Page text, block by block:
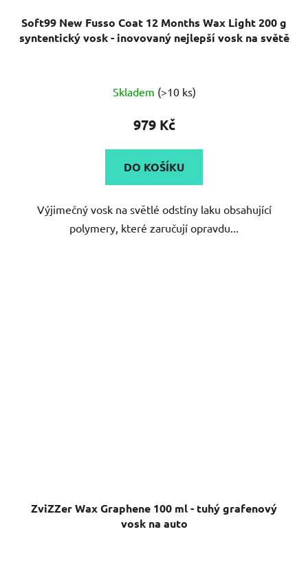
Soft99 New Fusso Coat 12 Months Wax Light 200 g
syntentický vosk - inovovaný nejlepší vosk na světě
hodnocení
produktu
5,0
z
hvězdiček.
Skladem (>10 ks)
979 Kč
DO KOŠÍKU
Výjimečný vosk na světlé odstíny laku obsahující
polymery, které zaručují opravdu...
ZviZZer Wax Graphene 100 ml - tuhý grafenový
vosk na auto